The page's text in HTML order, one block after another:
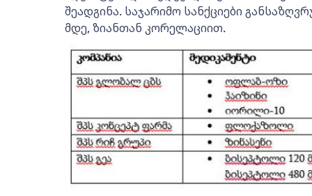
შეადგინა. საჯარიმო სანქციები
მდე, ზიანთან კორელაციით.